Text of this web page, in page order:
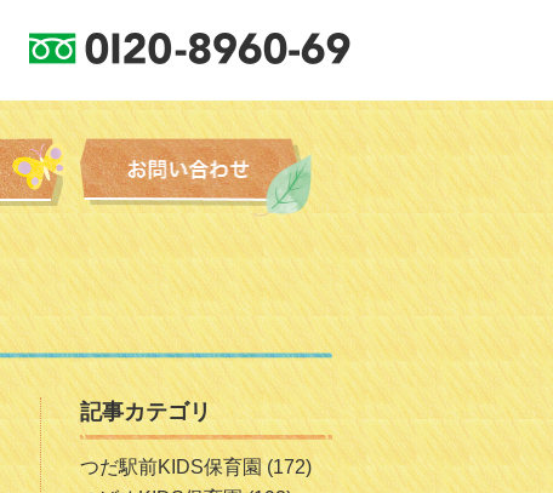
記事カテゴリ
つだ駅前KIDS保育園(172)